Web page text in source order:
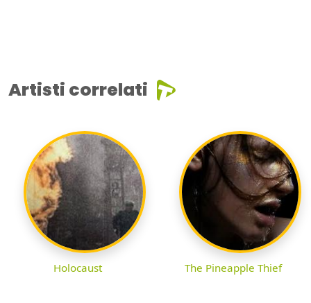
Artisti correlati
Holocaust The Pineapple Thief